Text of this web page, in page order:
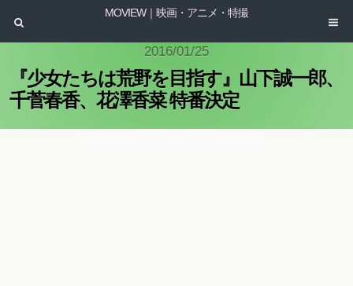
MOVIEW｜映画・アニメ・特撮
2016/01/25
『少女たちは荒野を目指す』山下誠一郎、
千菅春香、花澤香菜 特番決定